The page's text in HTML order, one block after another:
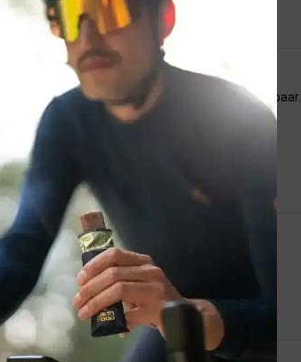
echt super goed, snel en gemakkelijk afleesbaar.